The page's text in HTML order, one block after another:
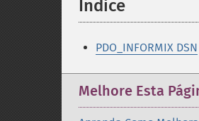
Índice
PDO_INFORMIX DSN
Melhore Esta